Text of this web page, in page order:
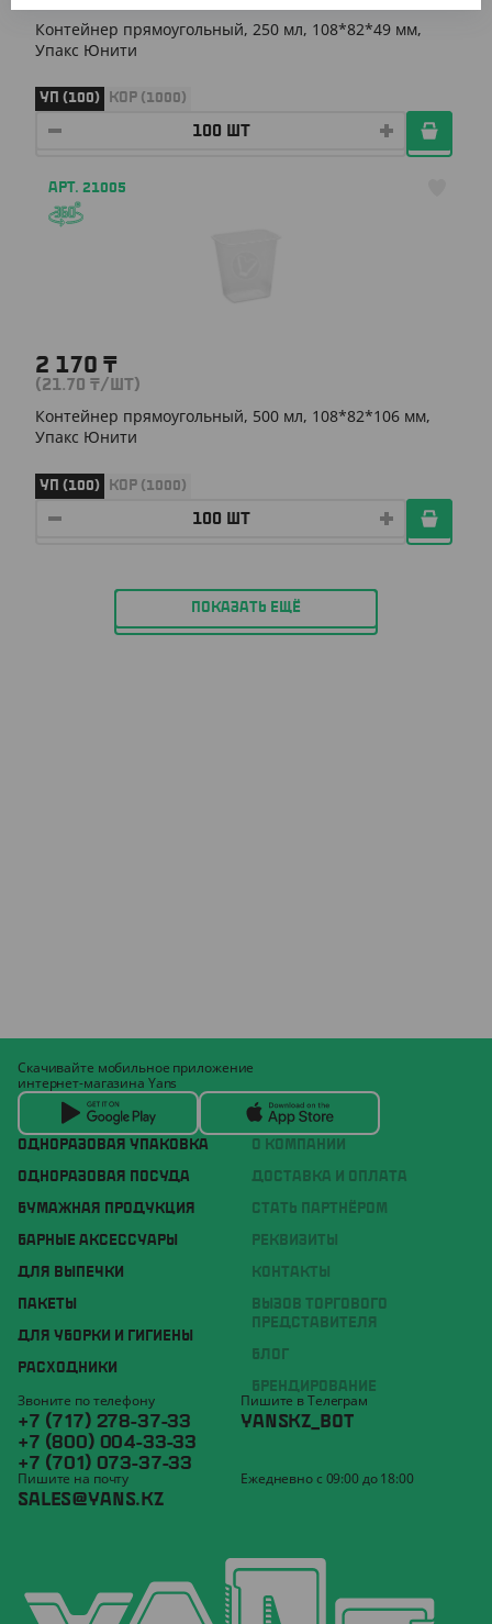
Контейнер прямоугольный, 250 мл, 108*82*49 мм,
Упакс Юнити
УП (100) КОР (1000)
АРТ. 21005
2 170 ₸
(21.70 ₸/ШТ)
Контейнер прямоугольный, 500 мл, 108*82*106 мм,
Упакс Юнити
УП (100) КОР (1000)
ПОКАЗАТЬ ЕЩЁ
ОДНОРАЗОВАЯ УПАКОВКА
ОДНОРАЗОВАЯ ПОСУДА
БУМАЖНАЯ ПРОДУКЦИЯ
БАРНЫЕ АКСЕССУАРЫ
ДЛЯ ВЫПЕЧКИ
ПАКЕТЫ
ДЛЯ УБОРКИ И ГИГИЕНЫ
РАСХОДНИКИ
О КОМПАНИИ
ДОСТАВКА И ОПЛАТА
СТАТЬ ПАРТНЁРОМ
РЕКВИЗИТЫ
КОНТАКТЫ
ВЫЗОВ ТОРГОВОГО
ПРЕДСТАВИТЕЛЯ
БЛОГ
БРЕНДИРОВАНИЕ
Скачивайте мобильное приложение
интернет-магазина Yans
Звоните по телефону
+7 (717) 278-37-33
+7 (800) 004-33-33
+7 (701) 073-37-33
Пишите в Телеграм
YANSKZ_BOT
Пишите на почту
SALES@YANS.KZ
Ежедневно с 09:00 до 18:00